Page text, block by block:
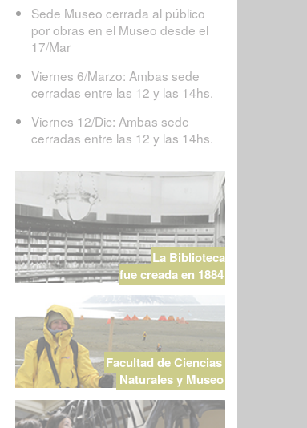
Sede Museo cerrada al público
por obras en el Museo desde el
17/Mar
Viernes 6/Marzo: Ambas sede
cerradas entre las 12 y las 14hs.
Viernes 12/Dic: Ambas sede
cerradas entre las 12 y las 14hs.
La Biblioteca
fue creada en 1884
Facultad de Ciencias
Naturales y Museo